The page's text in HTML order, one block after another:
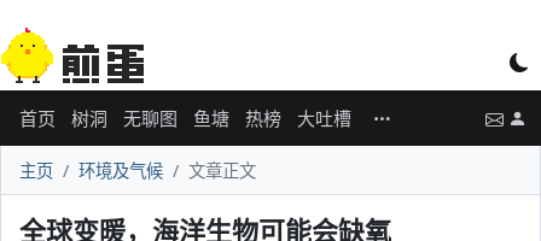
首页 树洞 无聊图 鱼塘 热榜 大吐槽
主页 环境及气候 文章正文
全球变暖，海洋生物可能会缺氧